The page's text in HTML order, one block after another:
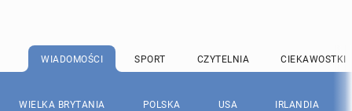
WIADOMOŚCI SPORT CZYTELNIA CIEKAWOSTKI
WIELKA BRYTANIA POLSKA USA IRLANDIA